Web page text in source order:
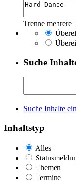
Trenne mehrere
Suche
Suche Inhalte
Inhaltstyp
Alles
Themen
Termine